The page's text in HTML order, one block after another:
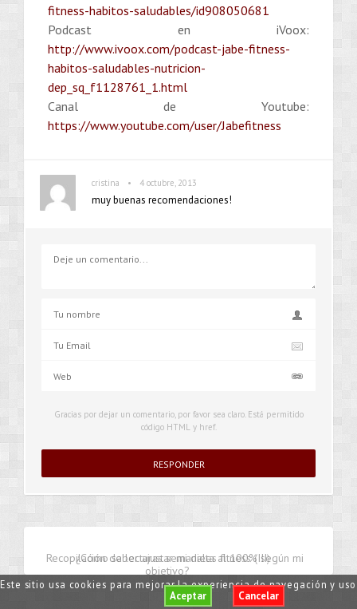
fitness-habitos-saludables/id908050681
Podcast en iVoox:
http://www.ivoox.com/podcast-jabe-fitness-
habitos-saludables-nutricion-
dep_sq_f1128761_1.html
Canal de Youtube:
https://www.youtube.com/user/Jabefitness
cristina • 4 octubre, 2013
muy buenas recomendaciones!
Gracias por dejar un comentario, por favor sea claro. Está permitido
código HTML y href.
Recopilación de lecturas semanales fitness (III)
¿Cómo saber ajustar mi dieta al 100% según mi
objetivo?
Este sitio usa cookies para mejorar la experiencia de navegación y
Aceptar Cancelar